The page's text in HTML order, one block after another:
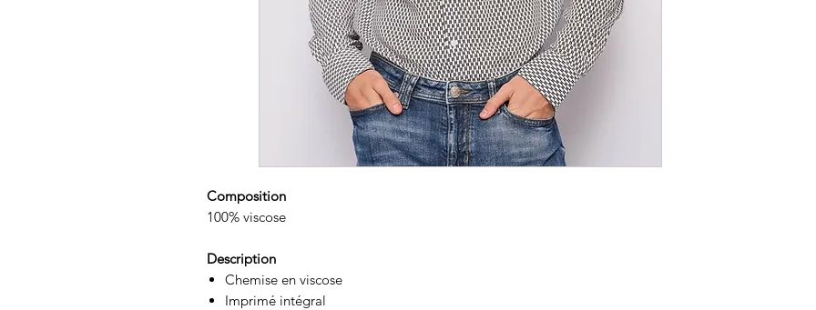
Composition
100% viscose
Description
Chemise en viscose
Imprimé intégral